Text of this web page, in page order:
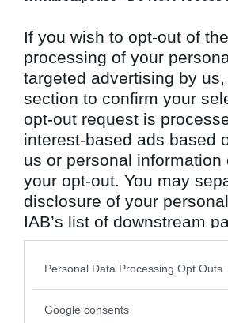
If you wish to opt-out of
processing of your
targeted advertising by
section to confirm your
opt-out request is
interest-based ads based
us or personal
your opt-out. You may
disclosure of your
IAB’s list of downstream
also be disclosed by us
Downstream Participants
Please note that this
Personal Data Processing Opt Outs
Google consents
Antal inlägg: 429
Tycker bäst om stallkatten.
Antal inlägg:
2503
Tycker du också att lussekatter är goda?
Medium rare, helst
Antal inlägg: